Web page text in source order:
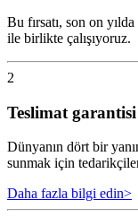
Bu fırsatı, son on
ile birlikte çalışıyoruz.
2
Teslimat garantisi
Dünyanın dört bir
sunmak için
Daha fazla bilgi edin>